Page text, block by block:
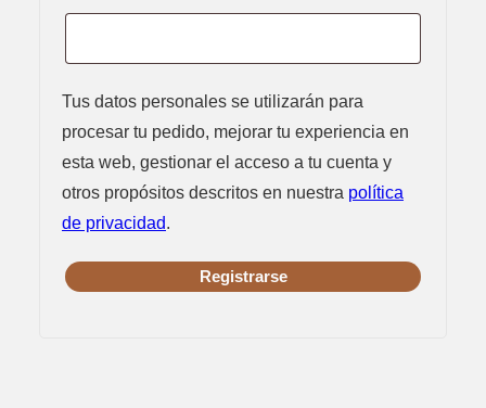
Tus datos personales se utilizarán para
procesar tu pedido, mejorar tu experiencia en
esta web, gestionar el acceso a tu cuenta y
otros propósitos descritos en nuestra política
de privacidad.
Registrarse